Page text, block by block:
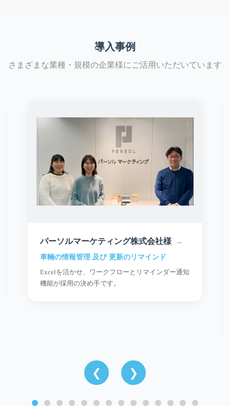
導入事例
さまざまな業種・規模の企業様にご活用いただいています
パーソルマーケティング株式会社様 →
車輛の情報管理 及び 更新のリマインド
Excelを活かせ、ワークフローとリマインダー通知
機能が採用の決め手です。
❮ ❯